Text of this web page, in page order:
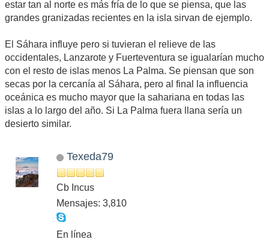
estar tan al norte es más fría de lo que se piensa, que las
grandes granizadas recientes en la isla sirvan de ejemplo.
El Sáhara influye pero si tuvieran el relieve de las
occidentales, Lanzarote y Fuerteventura se igualarían mucho
con el resto de islas menos La Palma. Se piensan que son
secas por la cercanía al Sáhara, pero al final la influencia
oceánica es mucho mayor que la sahariana en todas las
islas a lo largo del año. Si La Palma fuera llana sería un
desierto similar.
Texeda79
Cb Incus
Mensajes: 3,810
En línea